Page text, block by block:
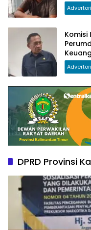
Komisi
DPRD Provinsi